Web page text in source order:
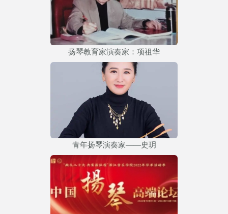
扬琴教育家演奏家：项祖华
青年扬琴演奏家——史玥